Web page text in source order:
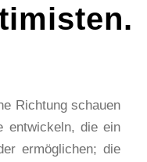
Richtung schauen
entwickeln, die ein
ermöglichen; die